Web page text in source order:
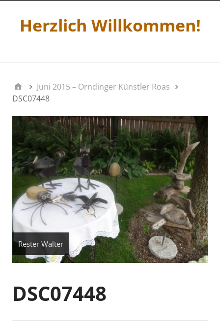
Herzlich Willkommen!
Juni 2015 – Orndinger Künstler Roas
DSC07448
Rester Walter
DSC07448